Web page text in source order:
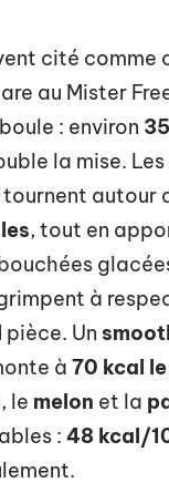
cité comme
au Mister
: environ
la mise. Les
tournent autour
, tout en
à
pièce. Un
à 70 kcal
, le melon et la
: 48 kcal/